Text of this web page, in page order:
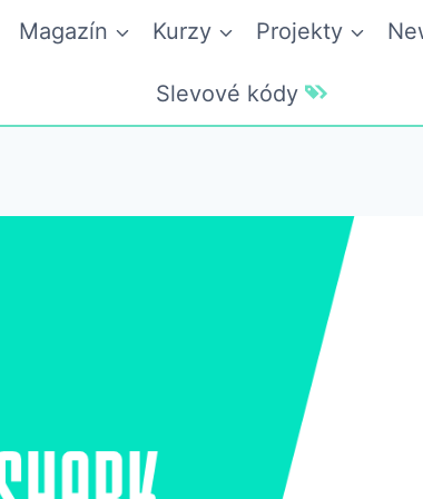
Magazín Kurzy Projekty
Slevové kódy